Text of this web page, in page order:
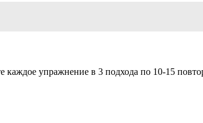
упражнение в 3 подхода по 10-15